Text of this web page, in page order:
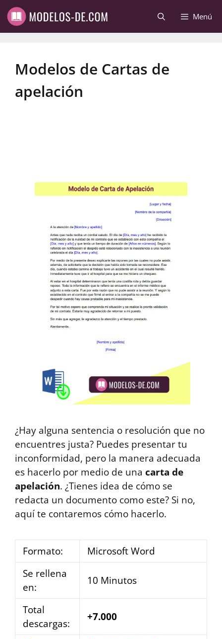
Saltar
al
contenido
Menú
Modelos de Cartas de
apelación
¿Hay alguna sentencia o resolución que no
encuentres justa? Puedes presentar tu
inconformidad, pero la manera adecuada
es hacerlo por medio de una carta de
apelación. ¿Tienes idea de cómo se
redacta un documento como este? Si no,
aquí te contaremos cómo hacerlo.
Formato:
Microsoft Word
Se rellena
en:
10 Minutos
Total
descargas:
+7.000